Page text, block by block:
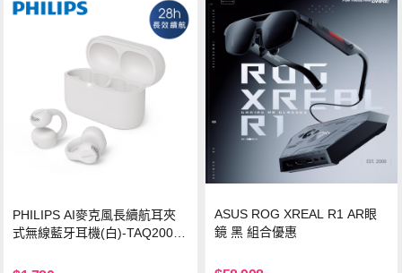
PHILIPS AI麥克風長續航耳夾
式無線藍牙耳機(白)-TAQ2000
ASUS ROG XREAL R1 AR眼
鏡 黑 組合優惠